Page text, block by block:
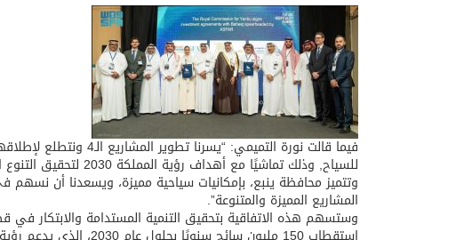
فيما قالت نورة
للسياح, وذلك تماشيًا
وتتميز محافظة ينبع، بإمكانيات سياحية مميزة، ويسعدنا أن
المشاريع المميزة والمتنوعة”.
وستسهم هذه الاتفاقية بتحقيق التنمية المستدامة والابتكار